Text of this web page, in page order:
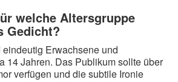
welche Altersgruppe
Gedicht?
Erwachsene und
14 Jahren. Das Publikum sollte über
verfügen und die subtile Ironie